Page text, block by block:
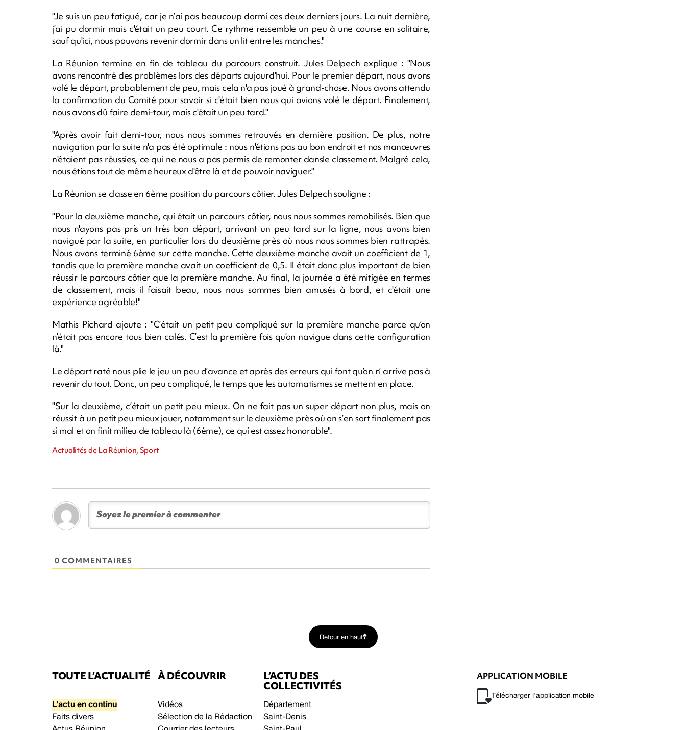
"Je suis un peu fatigué, car je n’ai pas beaucoup dormi ces deux derniers jours. La nuit dernière,
j’ai pu dormir mais c'était un peu court. Ce rythme ressemble un peu à une course en solitaire,
sauf qu'ici, nous pouvons revenir dormir dans un lit entre les manches."
La Réunion termine en fin de tableau du parcours construit. Jules Delpech explique : "Nous
avons rencontré des problèmes lors des départs aujourd'hui. Pour le premier départ, nous avons
volé le départ, probablement de peu, mais cela n'a pas joué à grand-chose. Nous avons attendu
la confirmation du Comité pour savoir si c'était bien nous qui avions volé le départ. Finalement,
nous avons dû faire demi-tour, mais c'était un peu tard."
"Après avoir fait demi-tour, nous nous sommes retrouvés en dernière position. De plus, notre
navigation par la suite n'a pas été optimale : nous n'étions pas au bon endroit et nos manœuvres
n'étaient pas réussies, ce qui ne nous a pas permis de remonter dansle classement. Malgré cela,
nous étions tout de même heureux d'être là et de pouvoir naviguer."
La Réunion se classe en 6ème position du parcours côtier. Jules Delpech souligne :
"Pour la deuxième manche, qui était un parcours côtier, nous nous sommes remobilisés. Bien que
nous n'ayons pas pris un très bon départ, arrivant un peu tard sur la ligne, nous avons bien
navigué par la suite, en particulier lors du deuxième près où nous nous sommes bien rattrapés.
Nous avons terminé 6ème sur cette manche. Cette deuxième manche avait un coefficient de 1,
tandis que la première manche avait un coefficient de 0,5. Il était donc plus important de bien
réussir le parcours côtier que la première manche. Au final, la journée a été mitigée en termes
de classement, mais il faisait beau, nous nous sommes bien amusés à bord, et c'était une
expérience agréable!"
Mathis Pichard ajoute : "C’était un petit peu compliqué sur la première manche parce qu’on
n’était pas encore tous bien calés. C’est la première fois qu’on navigue dans cette configuration
là."
Le départ raté nous plie le jeu un peu d’avance et après des erreurs qui font qu’on n’ arrive pas à
revenir du tout. Donc, un peu compliqué, le temps que les automatismes se mettent en place.
"Sur la deuxième, c’était un petit peu mieux. On ne fait pas un super départ non plus, mais on
réussit à un petit peu mieux jouer, notamment sur le deuxième près où on s’en sort finalement pas
si mal et on finit milieu de tableau là (6ème), ce qui est assez honorable".
Actualités de La Réunion, Sport
0 COMMENTAIRES
Retour en haut
TOUTE L’ACTUALITÉ
L’actu en continu
Faits divers
À DÉCOUVRIR
Vidéos
Sélection de la Rédaction
L’ACTU DES
COLLECTIVITÉS
Département
Saint-Denis
APPLICATION MOBILE
Télécharger l’application mobile